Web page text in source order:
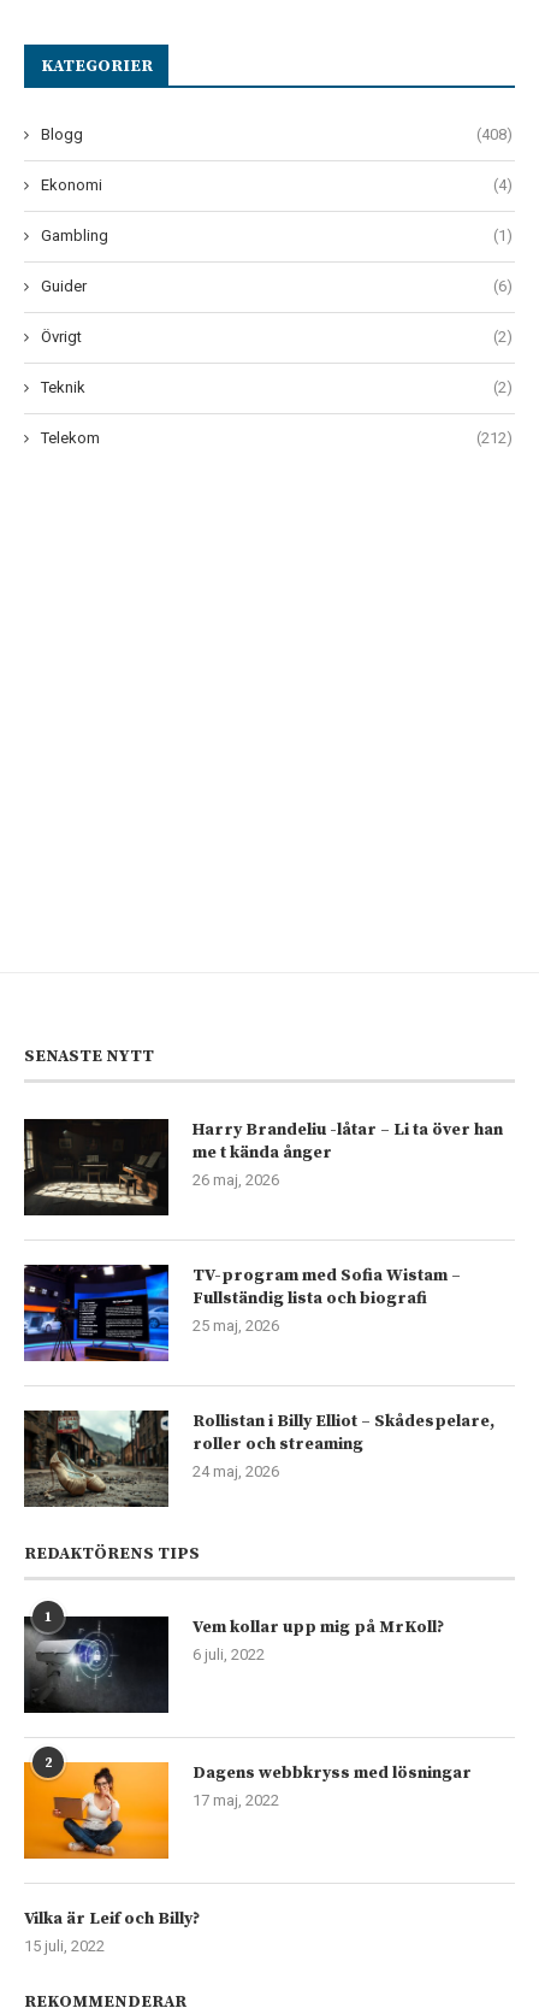
KATEGORIER
Blogg (408)
Ekonomi (4)
Gambling (1)
Guider (6)
Övrigt (2)
Teknik (2)
Telekom (212)
SENASTE NYTT
Harry Brandeliu -låtar – Li ta över han
me t kända ånger
26 maj, 2026
TV-program med Sofia Wistam –
Fullständig lista och biografi
25 maj, 2026
Rollistan i Billy Elliot – Skådespelare,
roller och streaming
24 maj, 2026
REDAKTÖRENS TIPS
1 Vem kollar upp mig på MrKoll?
6 juli, 2022
2 Dagens webbkryss med lösningar
17 maj, 2022
Vilka är Leif och Billy?
15 juli, 2022
REKOMMENDERAR